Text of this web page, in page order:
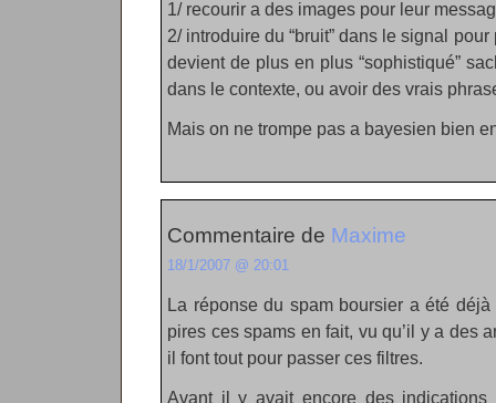
1/ recourir a des images pour leur
2/ introduire du “bruit” dans le signal
devient de plus en plus “sophistiqué”
dans le contexte, ou avoir des vrais
Mais on ne trompe pas a bayesien bien
Commentaire de Maxime
18/1/2007 @ 20:01
La réponse du spam boursier a été
pires ces spams en fait, vu qu’il y a des
il font tout pour passer ces filtres.
Avant il y avait encore des indications